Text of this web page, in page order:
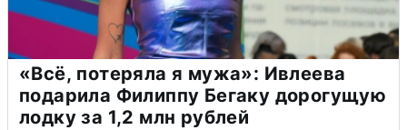
«Всё, потеряла я мужа»: Ивлеева
подарила Филиппу Бегаку дорогущую
лодку за 1,2 млн рублей